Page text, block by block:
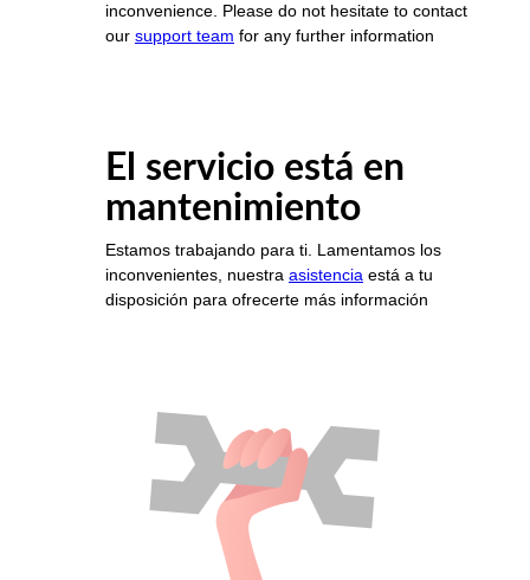
inconvenience. Please do not hesitate to contact
our support team for any further information
El servicio está en
mantenimiento
Estamos trabajando para ti. Lamentamos los
inconvenientes, nuestra asistencia está a tu
disposición para ofrecerte más información